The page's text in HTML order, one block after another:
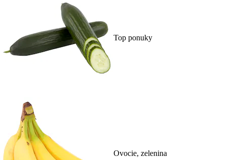
Top ponuky
Ovocie, zelenina